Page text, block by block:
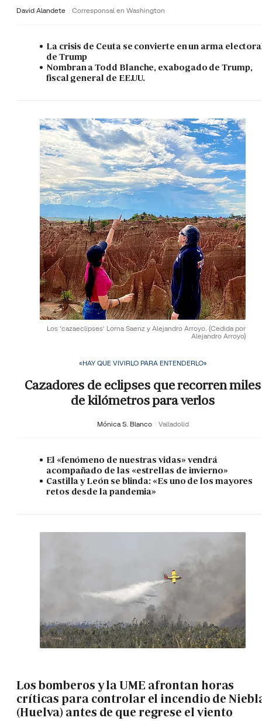
David Alandete Corresponsal en Washington
La crisis de Ceuta se convierte en un arma
de Trump
Nombran a Todd Blanche, exabogado de Trump,
fiscal general de EE.UU.
Los 'cazaeclipses' Lorna Saenz y Alejandro Arroyo. (Cedida por
Alejandro Arroyo)
«HAY QUE VIVIRLO PARA ENTENDERLO»
Cazadores de eclipses que recorren miles
de kilómetros para verlos
Mónica S. Blanco Valladolid
El «fenómeno de nuestras vidas» vendrá
acompañado de las «estrellas de invierno»
Castilla y León se blinda: «Es uno de los mayores
retos desde la pandemia»
Los bomberos y la UME afrontan horas
críticas para controlar el incendio de
(Huelva) antes de que regrese el viento